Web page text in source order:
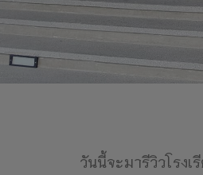
วันนี้จะมารีวิวโรง